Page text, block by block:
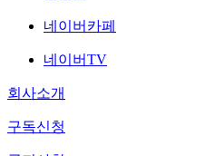
네이버카페
네이버TV
회사소개
구독신청